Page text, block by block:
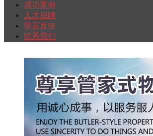
成功案例
人才招聘
留言反馈
联系我们